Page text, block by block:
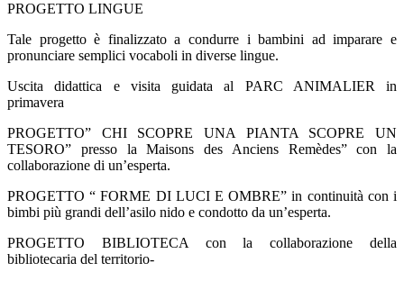
PROGETTO LINGUE
Tale progetto è finalizzato a condurre i bambini ad imparare e
pronunciare semplici vocaboli in diverse lingue.
Uscita didattica e visita guidata al PARC ANIMALIER in
primavera
PROGETTO” CHI SCOPRE UNA PIANTA SCOPRE UN
TESORO” presso la Maisons des Anciens Remèdes” con la
collaborazione di un’esperta.
PROGETTO “ FORME DI LUCI E OMBRE” in continuità con i
bimbi più grandi dell’asilo nido e condotto da un’esperta.
PROGETTO BIBLIOTECA con la collaborazione della
bibliotecaria del territorio-